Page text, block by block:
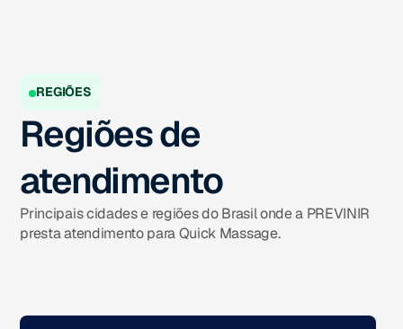
REGIÕES
Regiões de
atendimento
Principais cidades e regiões do Brasil onde a PREVINIR
presta atendimento para Quick Massage.